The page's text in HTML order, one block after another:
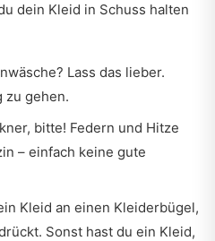
dein Kleid in Schuss halten
Lass das lieber.
zu gehen.
bitte! Federn und Hitze
– einfach keine gute
Kleid an einen Kleiderbügel,
Sonst hast du ein Kleid,